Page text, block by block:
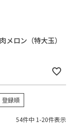
メロン（特大玉）
登録順
54件中 1-20件表示